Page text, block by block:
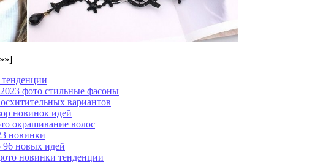
фото стильные фасоны
вариантов
новинок идей
окрашивание волос
новинки
новых идей
новинки тенденции